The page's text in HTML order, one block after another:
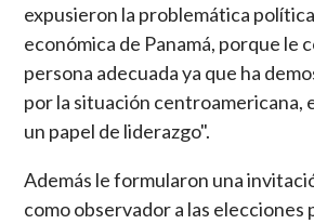
expusieron la problemática
económica de Panamá, porque le
persona adecuada ya que ha
por la situación centroamericana,
un papel de liderazgo".
Además le formularon una
como observador a las elecciones